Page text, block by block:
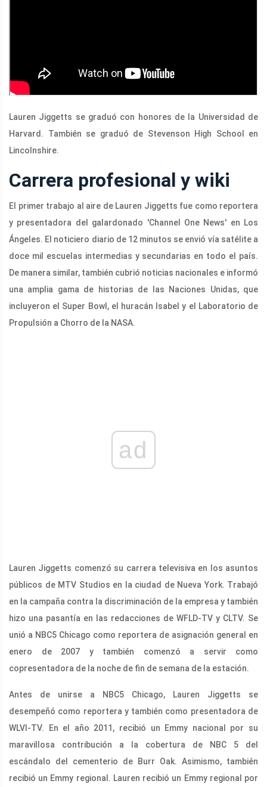
Lauren Jiggetts se graduó con honores de la Universidad de
Harvard. También se graduó de Stevenson High School en
Lincolnshire.
Carrera profesional y wiki
El primer trabajo al aire de Lauren Jiggetts fue como reportera
y presentadora del galardonado 'Channel One News' en Los
Ángeles. El noticiero diario de 12 minutos se envió vía satélite a
doce mil escuelas intermedias y secundarias en todo el país.
De manera similar, también cubrió noticias nacionales e informó
una amplia gama de historias de las Naciones Unidas, que
incluyeron el Super Bowl, el huracán Isabel y el Laboratorio de
Propulsión a Chorro de la NASA.
ad
Lauren Jiggetts comenzó su carrera televisiva en los asuntos
públicos de MTV Studios en la ciudad de Nueva York. Trabajó
en la campaña contra la discriminación de la empresa y también
hizo una pasantía en las redacciones de WFLD-TV y CLTV. Se
unió a NBC5 Chicago como reportera de asignación general en
enero de 2007 y también comenzó a servir como
copresentadora de la noche de fin de semana de la estación.
Antes de unirse a NBC5 Chicago, Lauren Jiggetts se
desempeñó como reportera y también como presentadora de
WLVI-TV. En el año 2011, recibió un Emmy nacional por su
maravillosa contribución a la cobertura de NBC 5 del
escándalo del cementerio de Burr Oak. Asimismo, también
recibió un Emmy regional. Lauren recibió un Emmy regional por